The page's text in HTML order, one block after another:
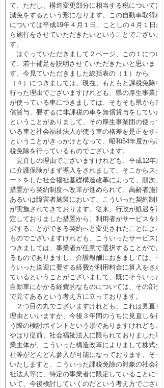
て、ただし、構造変更部分に相当する税については
減免をするという形になります。この自動車取得税
については平成19年４月１日、ことしの４月１日か
ら施行をさせていただきたいということでございま
す。
はぐっていただきまして２ページ、この１につい
て、若干補足を説明させていただきたいと思いま
す。今見ていただきました総括表の（１）から
（４）につきましては、現在、もともと課税免除を
行った理由でございますけれども、県の厚生事業団
が使っている車につきましては、そもそも県から無
償貸与、要するに非課税の車を無償貸与をしていた
ということがありまして、その厚生事業団の使って
いる車と社会福祉法人が使う車の格差を是正をする
ということがきっかけとなって、昭和54年度から課
税免除を行っているものでございます。
見直しの理由でございますけれども、平成12年度
に介護保険がまず導入をされまして、そこからスタ
ートをした社会福祉基礎構造改革によって、順次、
措置から契約制度へ改革が進められて、高齢者施策
あるいは障害者施策において、こういった契約制度
が実施されてきております。従来、行政が処遇を決
定しておりました措置から、利用者がサービスを選
択することができる契約へと変更されたことによる
ものでございますけれども、こういったサービスに
つきましては、事業者が任意で選択することができ
るものでありますし、介護報酬におきましては、そ
ういった送迎に要する経費が利用料金に算入をされ
ているということがございまして、既にそういった
自動車にかかる経費的なものについては、その部分
で見てあるという考え方に立っております。
２つ目の丸でございますけれども、これは見直し
理由といいますか、今後３年間のうちに見直しを行
う際の検討ポイントという形でありますけれども、
やはり従前、社会福祉法人に限られておりました事
業主体が、こういった構造改革によりまして株式会
社等がどんどん参入が可能になっております。そう
いたしますと、こういった課税免除の対象の社会福
祉法人等に、特定の事業者に限定していることにつ
いて、今後検討していくのだという考え方でござい